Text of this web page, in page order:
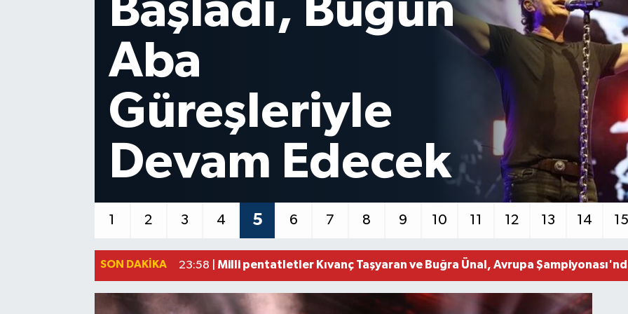
Deprem:
Hatay’da da
Hissedildi!
1 2 3 4 5 6 7 8 9 10 11 12 13 14 15
SON DAKIKA
Adana'da helikopter destekli 'huzur ve güven' uygulaması yapıldı
00:05 |
Adana'da silahlı saldırıda 3 kişi yaralandı
23:58 | Milli pentatletler Kıvanç Taşyaran ve Buğra Ünal, Avrupa